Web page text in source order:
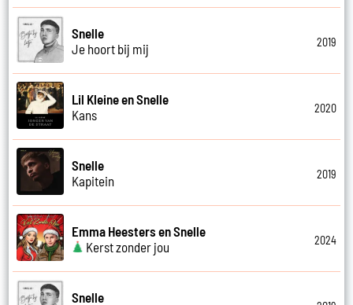
Snelle
Je hoort bij mij
2019
Lil Kleine en Snelle
Kans
2020
Snelle
Kapitein
2019
Emma Heesters en Snelle
Kerst zonder jou
2024
Snelle